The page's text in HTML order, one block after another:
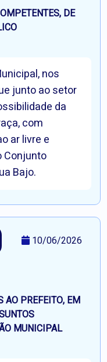
DE
nos
junto ao setor
da
com
ar livre e
Conjunto
Bajo.
10/06/2026
AO PREFEITO, EM
MUNICIPAL